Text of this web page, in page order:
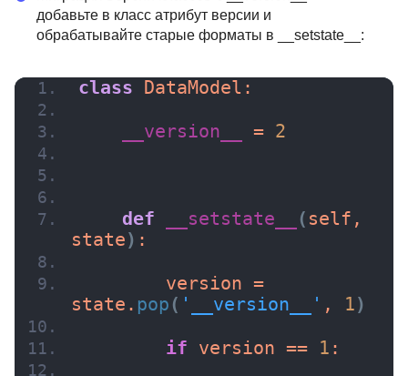
добавьте в класс атрибут версии и
обрабатывайте старые форматы в __setstate__:
class DataModel:
__version__ = 2
def __setstate__ ( self,
state) :
        version =
state. pop ( '__version__' , 1)
if version == 1 :